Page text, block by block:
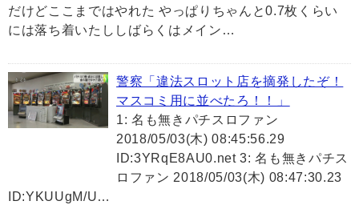
だけどここまではやれた やっぱりちゃんと0.7枚くらい
には落ち着いたししばらくはメイン…
警察「違法スロット店を摘発したぞ！
マスコミ用に並べたろ！！」
1: 名も無きパチスロファン
2018/05/03(木) 08:45:56.29
ID:3YRqE8AU0.net 3: 名も無きパチス
ロファン 2018/05/03(木) 08:47:30.23
ID:YKUUgM/U…